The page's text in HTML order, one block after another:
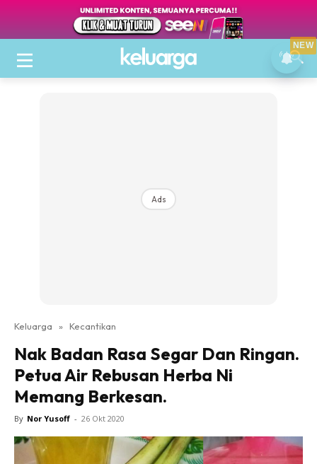
Ads
Keluarga » Kecantikan
Nak Badan Rasa Segar Dan Ringan.
Petua Air Rebusan Herba Ni
Memang Berkesan.
By Nor Yusoff - 26 Okt 2020
NEW